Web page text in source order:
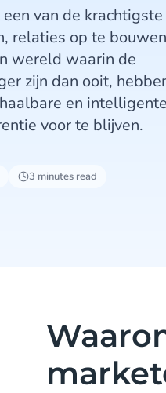
van de krachtigste
relaties op te
wereld waarin de
zijn dan ooit,
en
voor te blijven.
3 minutes read